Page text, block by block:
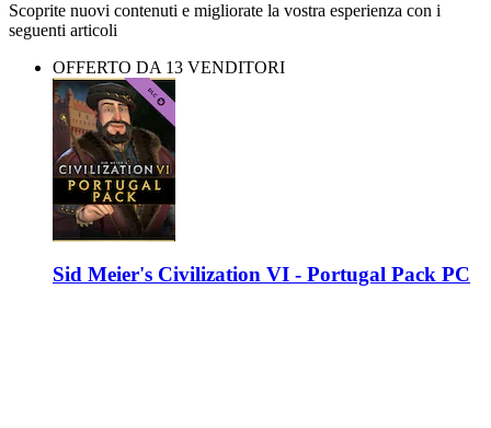
Scoprite nuovi contenuti e migliorate la vostra esperienza con i
seguenti articoli
OFFERTO DA 13 VENDITORI
Sid Meier's Civilization VI - Portugal Pack PC